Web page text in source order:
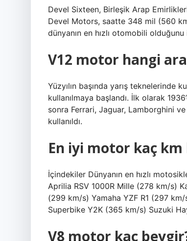
Devel Sixteen, Birleşik Arap
Devel Motors, saatte 348 mil (560
dünyanın en hızlı otomobili
V12 motor hangi
Yüzyılın başında yarış teknelerinde
kullanılmaya başlandı. İlk olarak
sonra Ferrari, Jaguar, Lamborghini
kullanıldı.
En iyi motor kaç km
İçindekiler Dünyanın en hızlı
Aprilia RSV 1000R Mille (278 km/s)
(299 km/s) Yamaha YZF R1 (297
Superbike Y2K (365 km/s) Suzuki
V8 motor kaç